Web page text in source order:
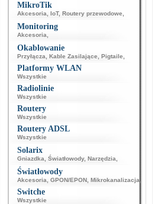
MikroTik
Akcesoria IoT, Routery przewodowe
Monitoring
Akcesoria
Okablowanie
Przyłącza Kable Zasilające Pigtaile
Platformy WLAN
Wszystkie
Radiolinie
Wszystkie
Routery
Wszystkie
Routery ADSL
Wszystkie
Solarix
Gniazdka Światłowody, Narzędzia
Światłowody
Akcesoria GPON/EPON, Mikrokanalizacja
Switche
Wszystkie